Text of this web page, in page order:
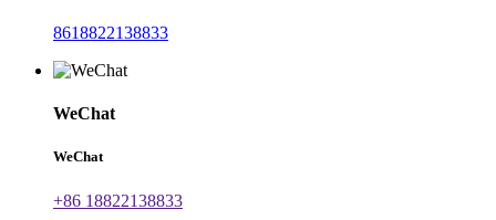
8618822138833
WeChat
WeChat
+86 18822138833